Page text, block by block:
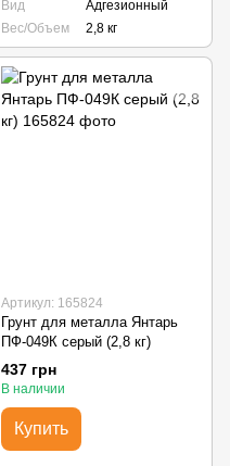
Вид
Адгезионный
Вес/Объем
2,8 кг
Артикул: 165824
Грунт для металла Янтарь
ПФ-049К серый (2,8 кг)
437 грн
В наличии
Купить